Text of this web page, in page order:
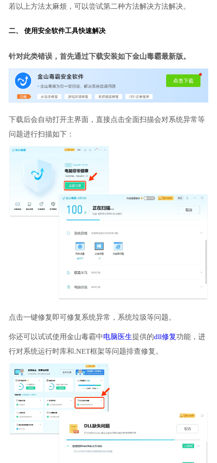
若以上方法太麻烦，可以尝试第二种方法解决方法解决。
二、 使用安全软件工具快速解决
针对此类错误，首先通过下载安装如下金山毒霸最新版。
下载后会自动打开主界面，直接点击全面扫描会对系统异常等
问题进行扫描如下：
点击一键修复即可修复系统异常，系统垃圾等问题。
你还可以试试使用金山毒霸中电脑医生提供的dll修复功能，进
行对系统运行时库和.NET框架等问题排查修复。